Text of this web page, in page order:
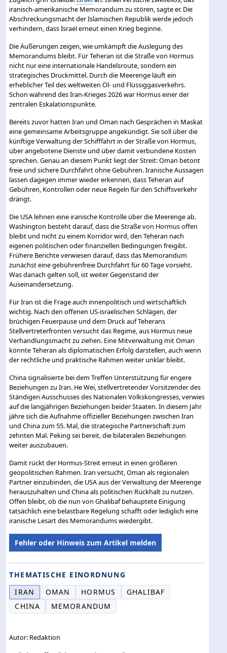
iranisch-amerikanische Memorandum zu stören, sagte er. Die
Abschreckungsmacht der Islamischen Republik werde jedoch
verhindern, dass Israel erneut einen Krieg beginne.
Die Äußerungen zeigen, wie umkämpft die Auslegung des
Memorandums bleibt. Für Teheran ist die Straße von Hormus
nicht nur eine internationale Handelsroute, sondern ein
strategisches Druckmittel. Durch die Meerenge läuft ein
erheblicher Teil des weltweiten Öl- und Flüssiggasverkehrs.
Schon während des Iran-Krieges 2026 war Hormus einer der
zentralen Eskalationspunkte.
Bereits zuvor hatten Iran und Oman nach Gesprächen in Maskat
eine gemeinsame Arbeitsgruppe angekündigt. Sie soll über die
künftige Verwaltung der Schifffahrt in der Straße von Hormus,
über angebotene Dienste und über damit verbundene Kosten
sprechen. Genau an diesem Punkt liegt der Streit: Oman betont
freie und sichere Durchfahrt ohne Gebühren. Iranische Aussagen
lassen dagegen immer wieder erkennen, dass Teheran auf
Gebühren, Kontrollen oder neue Regeln für den Schiffsverkehr
drängt.
Die USA lehnen eine iranische Kontrolle über die Meerenge ab.
Washington besteht darauf, dass die Straße von Hormus offen
bleibt und nicht zu einem Korridor wird, den Teheran nach
eigenen politischen oder finanziellen Bedingungen freigibt.
Frühere Berichte verwiesen darauf, dass das Memorandum
zunächst eine gebührenfreie Durchfahrt für 60 Tage vorsieht.
Was danach gelten soll, ist weiter Gegenstand der
Auseinandersetzung.
Für Iran ist die Frage auch innenpolitisch und wirtschaftlich
wichtig. Nach den offenen US-israelischen Schlägen, der
brüchigen Feuerpause und dem Druck auf Teherans
Stellvertreterfronten versucht das Regime, aus Hormus neue
Verhandlungsmacht zu ziehen. Eine Mitverwaltung mit Oman
könnte Teheran als diplomatischen Erfolg darstellen, auch wenn
der rechtliche und praktische Rahmen weiter unklar bleibt.
China signalisierte bei dem Treffen Unterstützung für engere
Beziehungen zu Iran. He Wei, stellvertretender Vorsitzender des
Ständigen Ausschusses des Nationalen Volkskongresses, verwies
auf die langjährigen Beziehungen beider Staaten. In diesem Jahr
jähre sich die Aufnahme offizieller Beziehungen zwischen Iran
und China zum 55. Mal, die strategische Partnerschaft zum
zehnten Mal. Peking sei bereit, die bilateralen Beziehungen
weiter auszubauen.
Damit rückt der Hormus-Streit erneut in einen größeren
geopolitischen Rahmen. Iran versucht, Oman als regionalen
Partner einzubinden, die USA aus der Verwaltung der Meerenge
herauszuhalten und China als politischen Rückhalt zu nutzen.
Offen bleibt, ob die nun von Ghalibaf behauptete Einigung
tatsächlich eine belastbare Regelung schafft oder lediglich eine
iranische Lesart des Memorandums wiedergibt.
Fehler oder Hinweis zum Artikel melden
THEMATISCHE EINORDNUNG
IRAN
OMAN HORMUS
GHALIBAF
CHINA
MEMORANDUM
Autor: Redaktion